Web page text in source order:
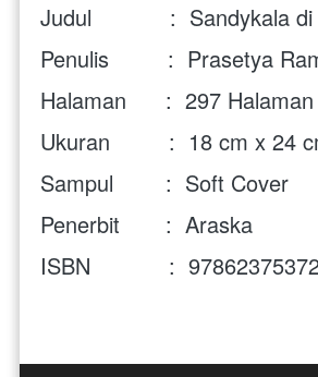
Judul            : Sandykala
Penulis         : Prasetya
Halaman      : 297 Halaman
Ukuran         : 18 cm x 24
Sampul        :  Soft Cover
Penerbit       :  Araska
ISBN            :